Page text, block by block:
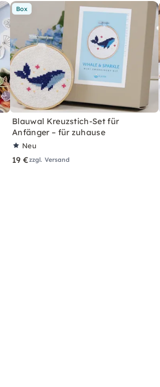
Box
Blauwal Kreuzstich-Set für
Anfänger – für zuhause
Neu
19 €zzgl. Versand